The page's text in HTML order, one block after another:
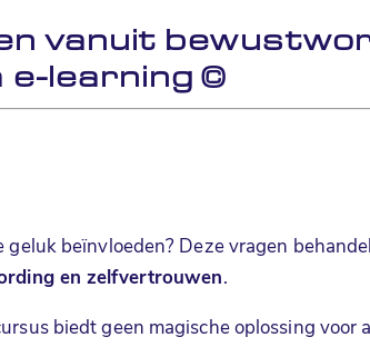
vanuit
e-learning ©
beïnvloeden? Deze vragen
en zelfvertrouwen.
biedt geen magische oplossing voor